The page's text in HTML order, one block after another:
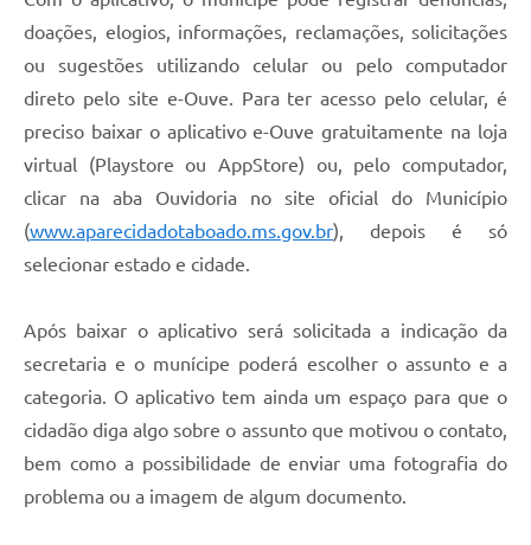
doações, elogios, informações, reclamações, solicitações
ou sugestões utilizando celular ou pelo computador
direto pelo site e-Ouve. Para ter acesso pelo celular, é
preciso baixar o aplicativo e-Ouve gratuitamente na loja
virtual (Playstore ou AppStore) ou, pelo computador,
clicar na aba Ouvidoria no site oficial do Município
(www.aparecidadotaboado.ms.gov.br), depois é só
selecionar estado e cidade.
Após baixar o aplicativo será solicitada a indicação da
secretaria e o munícipe poderá escolher o assunto e a
categoria. O aplicativo tem ainda um espaço para que o
cidadão diga algo sobre o assunto que motivou o contato,
bem como a possibilidade de enviar uma fotografia do
problema ou a imagem de algum documento.